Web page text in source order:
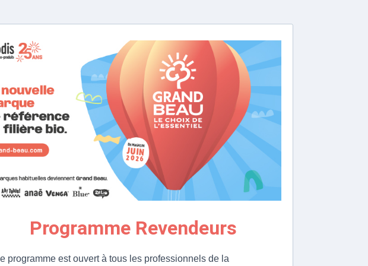
Programme Revendeurs
programme est ouvert à tous les professionnels de la